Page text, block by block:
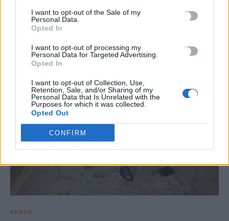
I want to opt-out of the Sale of my
Personal Data.
Opted In
I want to opt-out of processing my
Personal Data for Targeted Advertising.
Opted In
I want to opt-out of Collection, Use,
Retention, Sale, and/or Sharing of my
Personal Data that Is Unrelated with the
Purposes for which it was collected.
Opted Out
CONFIRM
ΣΧΕΤΙΚΆ ΆΡΘΡΑ
ΚΡΗΤΗ